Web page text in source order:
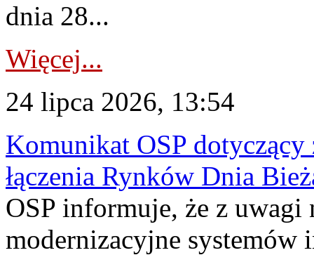
dnia 28...
Więcej...
24 lipca 2026, 13:54
Komunikat OSP dotyczący
łączenia Rynków Dnia
OSP informuje, że z uwagi
modernizacyjne